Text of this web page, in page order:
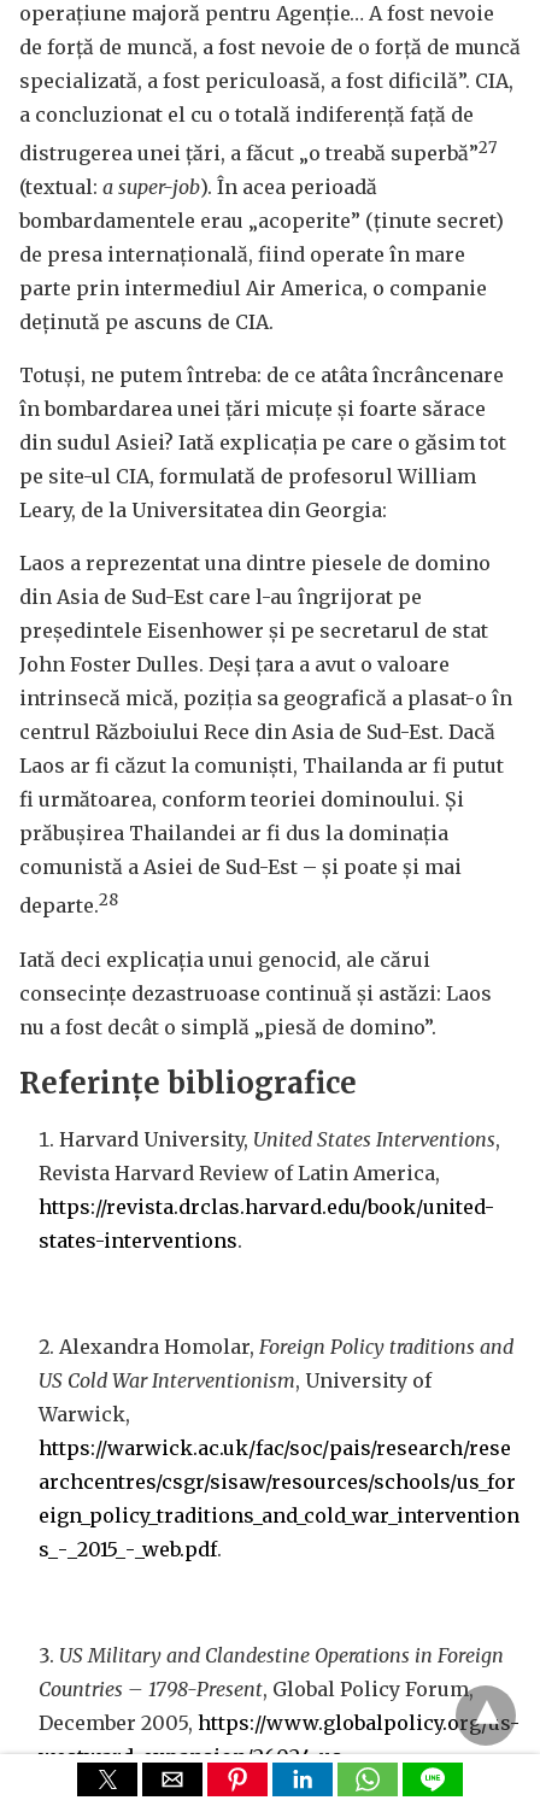
operațiune majoră pentru Agenție… A fost nevoie
de forță de muncă, a fost nevoie de o forță de muncă
specializată, a fost periculoasă, a fost dificilă”. CIA,
a concluzionat el cu o totală indiferență față de
distrugerea unei țări, a făcut „o treabă superbă”27
(textual: a super-job). În acea perioadă
bombardamentele erau „acoperite” (ținute secret)
de presa internațională, fiind operate în mare
parte prin intermediul Air America, o companie
deținută pe ascuns de CIA.
Totuși, ne putem întreba: de ce atâta încrâncenare
în bombardarea unei țări micuțe și foarte sărace
din sudul Asiei? Iată explicația pe care o găsim tot
pe site-ul CIA, formulată de profesorul William
Leary, de la Universitatea din Georgia:
Laos a reprezentat una dintre piesele de domino
din Asia de Sud-Est care l-au îngrijorat pe
președintele Eisenhower și pe secretarul de stat
John Foster Dulles. Deși țara a avut o valoare
intrinsecă mică, poziția sa geografică a plasat-o în
centrul Războiului Rece din Asia de Sud-Est. Dacă
Laos ar fi căzut la comuniști, Thailanda ar fi putut
fi următoarea, conform teoriei dominoului. Și
prăbușirea Thailandei ar fi dus la dominația
comunistă a Asiei de Sud-Est – și poate și mai
departe.28
Iată deci explicația unui genocid, ale cărui
consecințe dezastruoase continuă și astăzi: Laos
nu a fost decât o simplă „piesă de domino”.
Referințe bibliografice
Harvard University, United States Interventions,
Revista Harvard Review of Latin America,
https://revista.drclas.harvard.edu/book/united-
states-interventions.
Alexandra Homolar, Foreign Policy traditions and
US Cold War Interventionism, University of
Warwick,
https://warwick.ac.uk/fac/soc/pais/research/rese
archcentres/csgr/sisaw/resources/schools/us_for
eign_policy_traditions_and_cold_war_intervention
s_-_2015_-_web.pdf.
US Military and Clandestine Operations in Foreign
Countries – 1798-Present, Global Policy Forum,
December 2005, https://www.globalpolicy.org/us-
westward-expansion/26024-us-
interventions.html